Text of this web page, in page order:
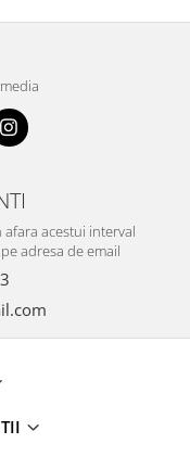
acestui interval
adresa de email